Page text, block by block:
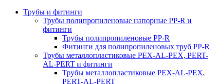
Трубы и фитинги
Трубы полипропиленовые напорные PP-R и
фитинги
Трубы полипропиленовые PP-R
Фитинги для полипропиленовых труб PP-R
Трубы металлопластиковые PEX-AL-PEX, PERT-
AL-PERT и фитинги
Трубы металлопластиковые PEX-AL-PEX,
PERT-AL-PERT